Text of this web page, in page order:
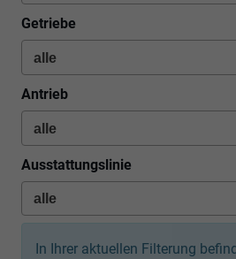
Getriebe
Antrieb
Ausstattungslinie
In Ihrer aktuellen Filterung